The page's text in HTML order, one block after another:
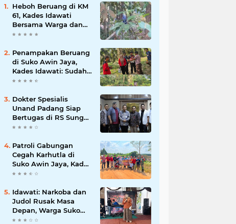
Heboh Beruang di KM
61, Kades Idawati
Bersama Warga dan
BPD Turun Langsung
Penampakan Beruang
di Suko Awin Jaya,
Kades Idawati: Sudah
Lapor BKSDA Jambi
Dokter Spesialis
Unand Padang Siap
Bertugas di RS Sungai
Bahar, Bupati BBS
Patroli Gabungan
Cegah Karhutla di
Suko Awin Jaya, Kades
Idawati Gandeng PT
Idawati: Narkoba dan
Judol Rusak Masa
Depan, Warga Suko
Awin Jaya Diminta